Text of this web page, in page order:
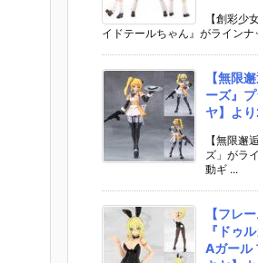
【創彩少
イドテールちゃん』がラインナ
【無限
ーズ』
ヤ】よ
【無限邂
ズ」がラ
動ギ ...
【フレ
『ドゥ
Aガール